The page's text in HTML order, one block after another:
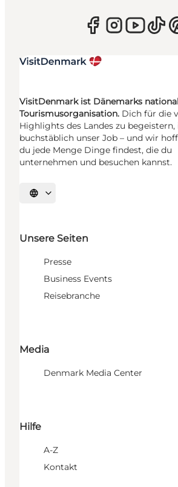
VisitDenmark ist Dänemarks
Tourismusorganisation. Dich für die
Highlights des Landes zu begeistern,
buchstäblich unser Job – und wir
du jede Menge Dinge findest, die du
unternehmen und besuchen kannst.
Sprache auswählen
Unsere Seiten
Presse
Business Events
Reisebranche
Media
Denmark Media Center
Hilfe
A-Z
Kontakt